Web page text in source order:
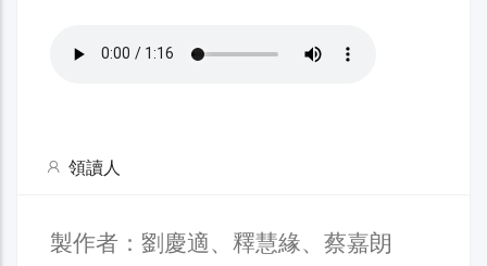
領讀人
製作者：劉慶適、釋慧緣、蔡嘉朗